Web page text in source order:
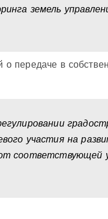
земель
передаче в
участия на
соответствующей